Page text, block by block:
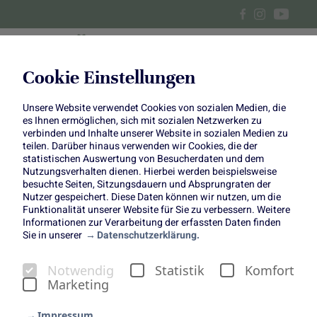
Cookie Einstellungen
Unsere Website verwendet Cookies von sozialen Medien, die
es Ihnen ermöglichen, sich mit sozialen Netzwerken zu
verbinden und Inhalte unserer Website in sozialen Medien zu
teilen. Darüber hinaus verwenden wir Cookies, die der
statistischen Auswertung von Besucherdaten und dem
Nutzungsverhalten dienen. Hierbei werden beispielsweise
besuchte Seiten, Sitzungsdauern und Absprungraten der
Nutzer gespeichert. Diese Daten können wir nutzen, um die
Funktionalität unserer Website für Sie zu verbessern. Weitere
Informationen zur Verarbeitung der erfassten Daten finden
Sie in unserer
Datenschutzerklärung.
Notwendig Statistik
Komfort
Marketing
Centerpiece im April
Bye bye Steckmasse – hello smarter
Frühlingskranz!
Unser Oster-Centerpiece zeigt, wie modern,
Kranz sein kann. Die Basis bildet eine schmale Wulst
aus Sechseckgeflecht – leicht zu formen,
wiederverwendbar und auf jede Schale anpassbar.